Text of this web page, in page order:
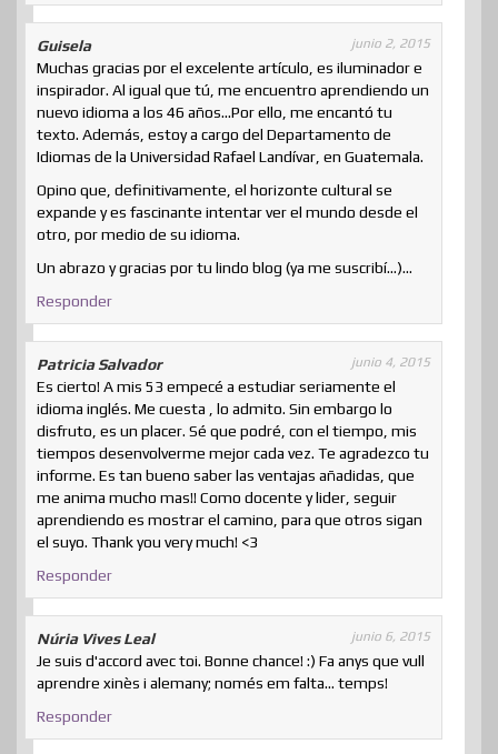
Guisela junio 2, 2015
Muchas gracias por el excelente artículo, es iluminador e
inspirador. Al igual que tú, me encuentro aprendiendo un
nuevo idioma a los 46 años…Por ello, me encantó tu
texto. Además, estoy a cargo del Departamento de
Idiomas de la Universidad Rafael Landívar, en Guatemala.
Opino que, definitivamente, el horizonte cultural se
expande y es fascinante intentar ver el mundo desde el
otro, por medio de su idioma.
Un abrazo y gracias por tu lindo blog (ya me suscribí…)…
Responder
Patricia Salvador junio 4, 2015
Es cierto! A mis 53 empecé a estudiar seriamente el
idioma inglés. Me cuesta , lo admito. Sin embargo lo
disfruto, es un placer. Sé que podré, con el tiempo, mis
tiempos desenvolverme mejor cada vez. Te agradezco tu
informe. Es tan bueno saber las ventajas añadidas, que
me anima mucho mas!! Como docente y lider, seguir
aprendiendo es mostrar el camino, para que otros sigan
el suyo. Thank you very much! <3
Responder
Núria Vives Leal junio 6, 2015
Je suis d'accord avec toi. Bonne chance! :) Fa anys que vull
aprendre xinès i alemany; només em falta… temps!
Responder